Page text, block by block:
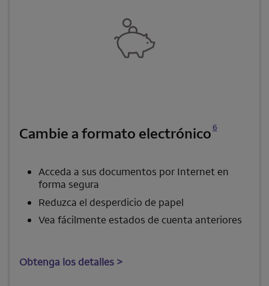
Cambie a formato electrónico6
Acceda a sus documentos por Internet en
forma segura
Reduzca el desperdicio de papel
Vea fácilmente estados de cuenta anteriores
Obtenga los detalles >